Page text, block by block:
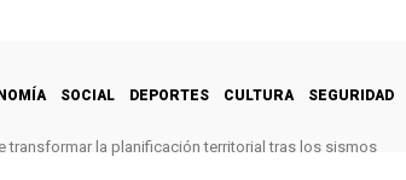
SOCIAL DEPORTES CULTURA SEGURIDAD
transformar la planificación territorial tras los sismos